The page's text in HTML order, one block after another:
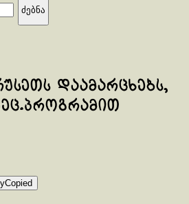
დაამარცხებს,
Copied